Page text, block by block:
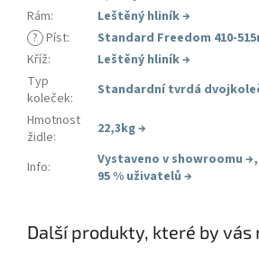
Rám: Leštěný hliník→
? Píst: Standard Freedom 410-
Kříž: Leštěný hliník→
Typ
koleček: Standardní tvrdá
Hmotnost
židle: 22,3kg→
Info: Vystaveno v showroomu →,
95 % uživatelů →
Další produkty, které by